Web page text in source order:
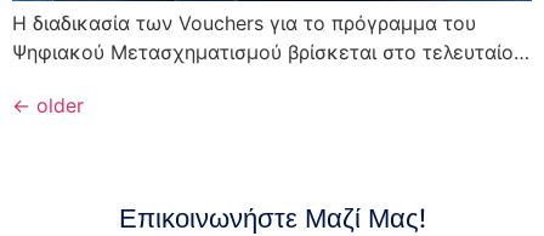
Η διαδικασία των Vouchers για το πρόγραμμα του
Ψηφιακού Μετασχηματισμού βρίσκεται στο τελευταίο…
← older
Επικοινωνήστε Μαζί Μας!